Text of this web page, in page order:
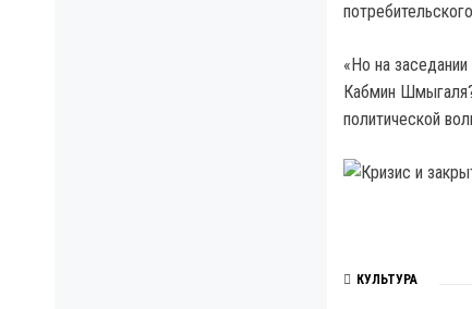
«Но на
Кабмин
политической
КУЛЬТУРА